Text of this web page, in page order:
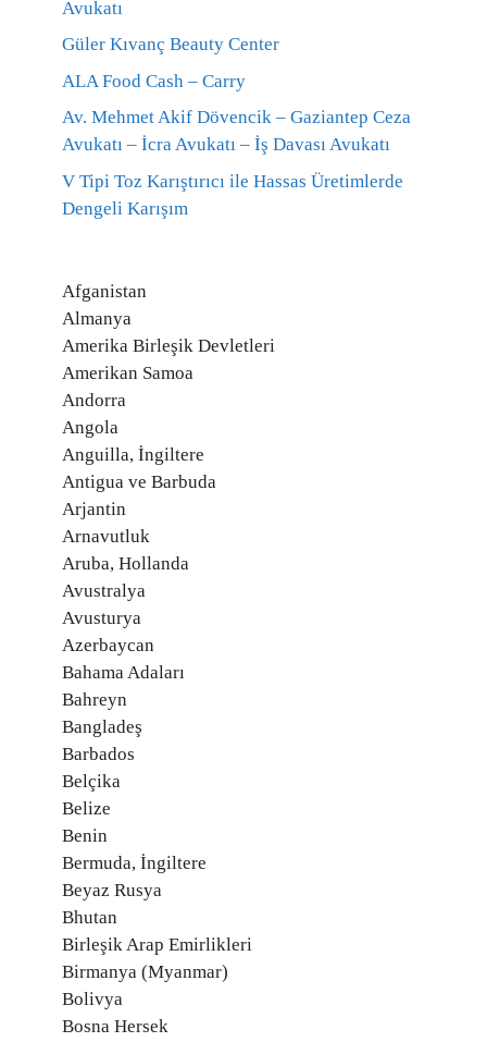
Avukatı
Güler Kıvanç Beauty Center
ALA Food Cash – Carry
Av. Mehmet Akif Dövencik – Gaziantep Ceza
Avukatı – İcra Avukatı – İş Davası Avukatı
V Tipi Toz Karıştırıcı ile Hassas Üretimlerde
Dengeli Karışım
Afganistan
Almanya
Amerika Birleşik Devletleri
Amerikan Samoa
Andorra
Angola
Anguilla, İngiltere
Antigua ve Barbuda
Arjantin
Arnavutluk
Aruba, Hollanda
Avustralya
Avusturya
Azerbaycan
Bahama Adaları
Bahreyn
Bangladeş
Barbados
Belçika
Belize
Benin
Bermuda, İngiltere
Beyaz Rusya
Bhutan
Birleşik Arap Emirlikleri
Birmanya (Myanmar)
Bolivya
Bosna Hersek